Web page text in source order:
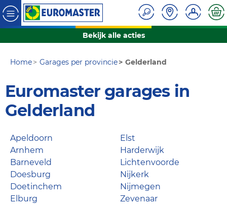
Bekijk alle acties
Home Garages per provincie Gelderland
Euromaster garages in
Gelderland
Apeldoorn
Arnhem
Barneveld
Doesburg
Doetinchem
Elburg
Elst
Harderwijk
Lichtenvoorde
Nijkerk
Nijmegen
Zevenaar